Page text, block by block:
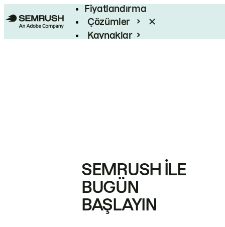
Fiyatlandırma
Çözümler
Kaynaklar
SEMRUSH ILE
BUGÜN
BAŞLAYIN